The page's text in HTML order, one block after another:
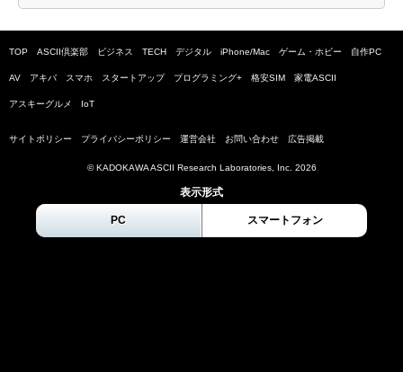
TOP ASCII倶楽部 ビジネス TECH デジタル iPhone/Mac ゲーム・ホビー 自作PC
AV アキバ スマホ スタートアップ プログラミング+ 格安SIM 家電ASCII
アスキーグルメ IoT
サイトポリシー プライバシーポリシー 運営会社 お問い合わせ 広告掲載
© KADOKAWA ASCII Research Laboratories, Inc. 2026
表示形式
PC スマートフォン